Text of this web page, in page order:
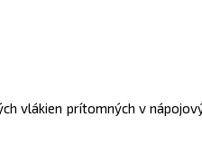
vlákien prítomných v